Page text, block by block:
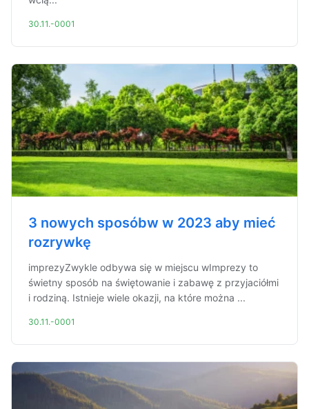
30.11.-0001
3 nowych sposóbw w 2023 aby mieć
rozrywkę
imprezyZwykle odbywa się w miejscu wImprezy to
świetny sposób na świętowanie i zabawę z przyjaciółmi
i rodziną. Istnieje wiele okazji, na które można ...
30.11.-0001